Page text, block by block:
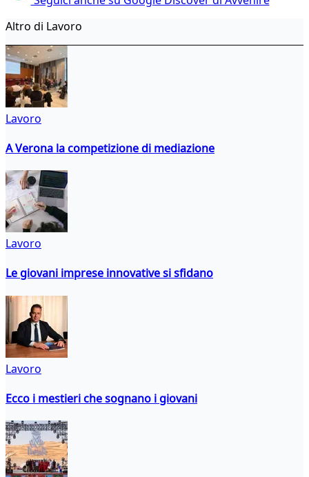
Altro di Lavoro
Lavoro
A Verona la competizione di mediazione
Lavoro
Le giovani imprese innovative si sfidano
Lavoro
Ecco i mestieri che sognano i giovani